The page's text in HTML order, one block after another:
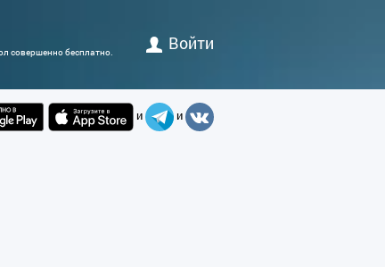
совершенно бесплатно. Войти
и и